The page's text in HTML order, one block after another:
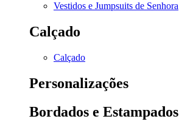
Vestidos e Jumpsuits de Senhora
Calçado
Calçado
Personalizações
Bordados e Estampados